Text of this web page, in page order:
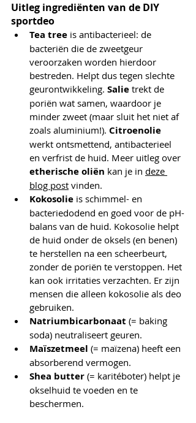
Uitleg ingrediënten van de DIY
sportdeo
Tea tree is antibacterieel: de
bacteriën die de zweetgeur
veroorzaken worden hierdoor
bestreden. Helpt dus tegen slechte
geurontwikkeling. Salie trekt de
poriën wat samen, waardoor je
minder zweet (maar sluit het niet af
zoals aluminium!). Citroenolie
werkt ontsmettend, antibacterieel
en verfrist de huid. Meer uitleg over
etherische oliën kan je in deze
blog post vinden.
Kokosolie is schimmel- en
bacteriedodend en goed voor de pH-
balans van de huid. Kokosolie helpt
de huid onder de oksels (en benen)
te herstellen na een scheerbeurt,
zonder de poriën te verstoppen. Het
kan ook irritaties verzachten. Er zijn
mensen die alleen kokosolie als deo
gebruiken.
Natriumbicarbonaat (= baking
soda) neutraliseert geuren.
Maïszetmeel (= maïzena) heeft een
absorberend vermogen.
Shea butter (= karitéboter) helpt je
okselhuid te voeden en te
beschermen.